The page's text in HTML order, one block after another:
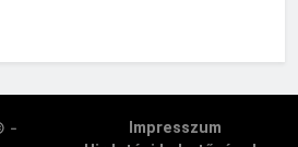
-
Impresszum